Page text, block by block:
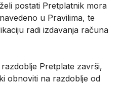
postati Pretplatnik mora
u Pravilima, te
radi izdavanja računa
Pretplate završi,
obnoviti na razdoblje od